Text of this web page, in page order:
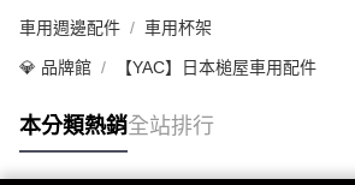
車用週邊配件 車用杯架
💎 品牌館 【YAC】日本槌屋車用配件
本分類熱銷全站排行